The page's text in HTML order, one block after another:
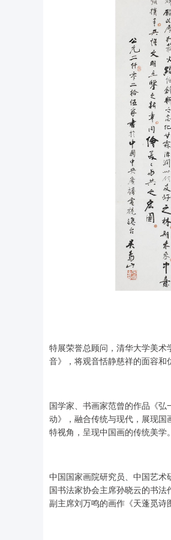
特展荣誉总顾问，清华大学美
音》，将观音恬静慈祥的面容和
国学家、书画家范曾的作品《
动》，融合传统与现代，展现
特视角，呈现中国画的传统美学。
中国国家画院研究员、中国艺
国书法家协会主席孙晓云的书
副主席刘万鸣的画作《天蓬觅诗